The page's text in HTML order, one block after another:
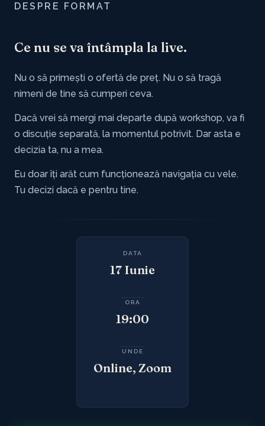
DESPRE FORMAT
Ce nu se va întâmpla la live.
Nu o să primești o ofertă de preț. Nu o să tragă
nimeni de tine să cumperi ceva.
Dacă vrei să mergi mai departe după workshop, va fi
o discuție separată, la momentul potrivit. Dar asta e
decizia ta, nu a mea.
Eu doar îți arăt cum funcționează navigația cu vele.
Tu decizi dacă e pentru tine.
DATA
17 Iunie
ORA
19:00
UNDE
Online, Zoom